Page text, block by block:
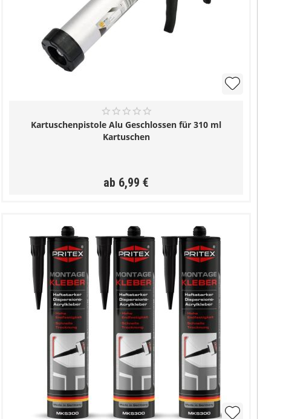
Kartuschenpistole Alu Geschlossen für 310 ml
Kartuschen
ab 6,99 €